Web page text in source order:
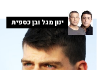
ינון מגל ובן כספית